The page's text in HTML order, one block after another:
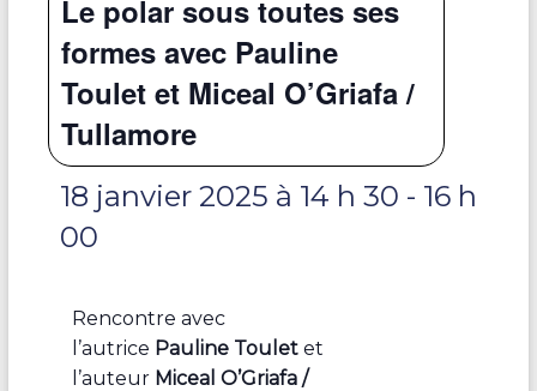
Le polar sous toutes ses
formes avec Pauline
Toulet et Miceal O’Griafa /
Tullamore
18 janvier 2025 à 14 h 30 - 16 h
00
Rencontre avec
l’autrice Pauline Touletet
l’auteur Miceal O’Griafa /